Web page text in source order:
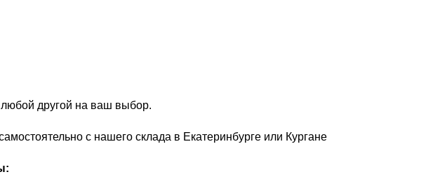
другой на ваш выбор.
с нашего склада в Екатеринбурге или Кургане